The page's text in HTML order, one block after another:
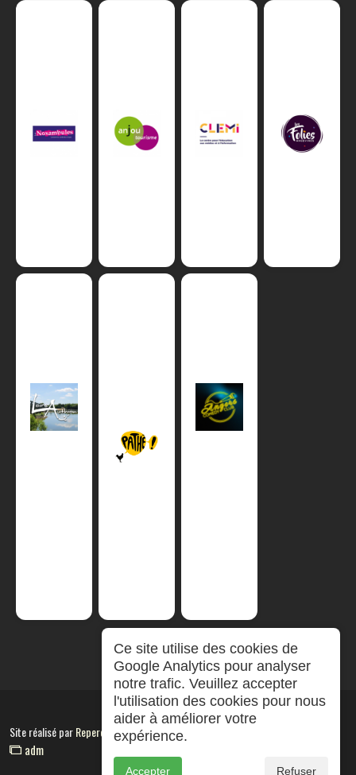
Site réalisé parRepereCom
adm
Ce site utilise des cookies de
Google Analytics pour analyser
notre trafic. Veuillez accepter
l'utilisation des cookies pour nous
aider à améliorer votre
expérience.
Accepter Refuser